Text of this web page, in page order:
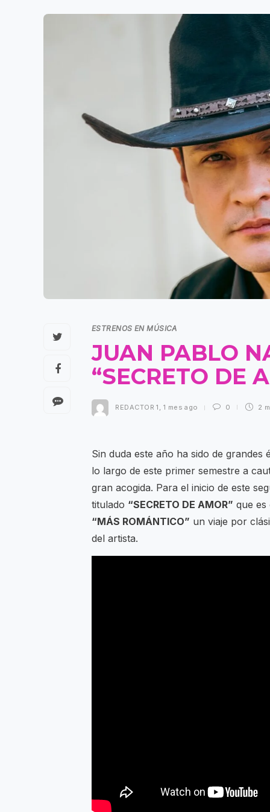
ESTRENOS EN MÚSICA
JUAN PABLO
“SECRETO DE
REDACTOR 1 , 1 mes ago 0 2
Sin duda este año ha sido de
lo largo de este primer semestre a
gran acogida. Para el inicio de este
titulado “SECRETO DE AMOR” que
“MÁS ROMÁNTICO” un viaje por
del artista.